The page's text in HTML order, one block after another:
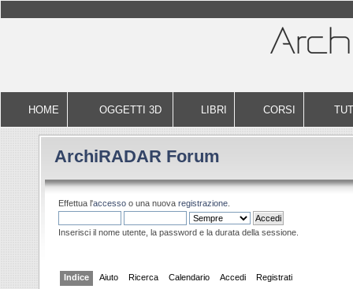
HOME OGGETTI 3D LIBRI CORSI
ArchiRADAR Forum
Effettua l'accesso o una nuova registrazione.
Inserisci il nome utente, la password e la durata della sessione.
Indice Aiuto Ricerca Calendario Accedi Registrati